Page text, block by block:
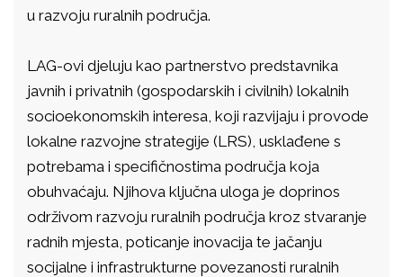
u razvoju ruralnih područja.
LAG-ovi djeluju kao partnerstvo predstavnika
javnih i privatnih (gospodarskih i civilnih) lokalnih
socioekonomskih interesa, koji razvijaju i provode
lokalne razvojne strategije (LRS), usklađene s
potrebama i specifičnostima područja koja
obuhvaćaju. Njihova ključna uloga je doprinos
održivom razvoju ruralnih područja kroz stvaranje
radnih mjesta, poticanje inovacija te jačanju
socijalne i infrastrukturne povezanosti ruralnih